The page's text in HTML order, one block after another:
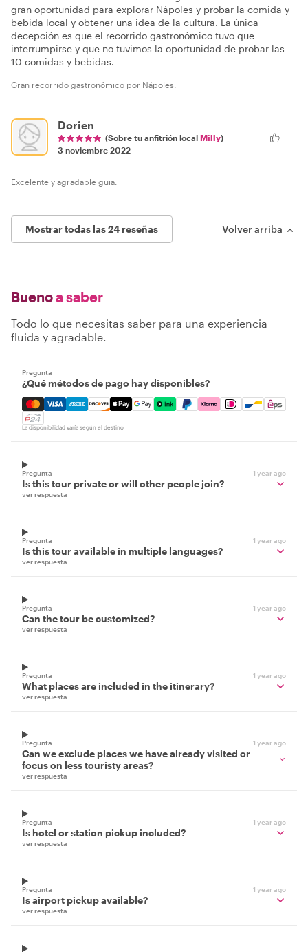
gran oportunidad para explorar Nápoles y probar la comida y
bebida local y obtener una idea de la cultura. La única
decepción es que el recorrido gastronómico tuvo que
interrumpirse y que no tuvimos la oportunidad de probar las
10 comidas y bebidas.
Gran recorrido gastronómico por Nápoles.
Dorien
(Sobre tu anfitrión local Milly)
3 noviembre 2022
Excelente y agradable guia.
Mostrar todas las 24 reseñas Volver arriba
Buenoa saber
Todo lo que necesitas saber para una experiencia
fluida y agradable.
Pregunta
¿Qué métodos de pago hay disponibles?
Mastercard, Visa, Amex, Discover, Apple Pay, Google
La disponibilidad varía según el destino
Pregunta 1 year ago
Is this tour private or will other people join?
ver respuesta
Pregunta 1 year ago
Is this tour available in multiple languages?
ver respuesta
Pregunta 1 year ago
Can the tour be customized?
ver respuesta
Pregunta 1 year ago
What places are included in the itinerary?
ver respuesta
Pregunta 1 year ago
Can we exclude places we have already visited or
focus on less touristy areas?
ver respuesta
Pregunta 1 year ago
Is hotel or station pickup included?
ver respuesta
Pregunta 1 year ago
Is airport pickup available?
ver respuesta